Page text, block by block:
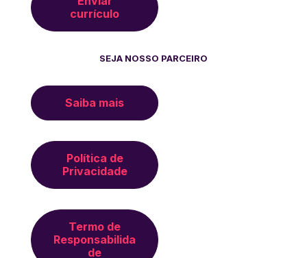
currículo
SEJA NOSSO PARCEIRO
Saiba mais
Política de
Privacidade
Termo de
Responsabilida
de